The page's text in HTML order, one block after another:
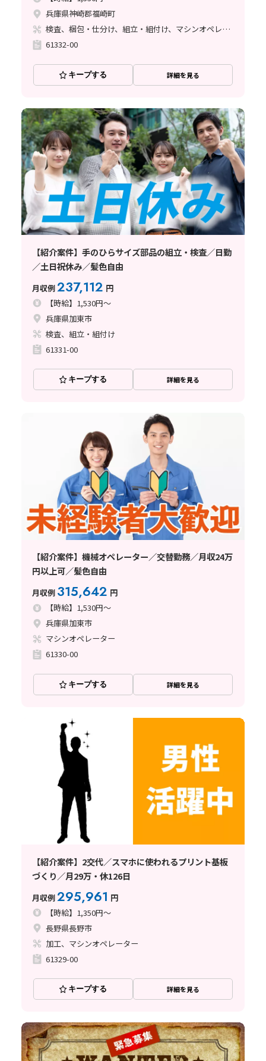
兵庫県神崎郡福崎町
検査、梱包・仕分け、組立・組付け、マシンオペレーター
61332-00
キープする 詳細を見る
【紹介案件】手のひらサイズ部品の組立・検査／日勤
／土日祝休み／髪色自由
月収例237,112 円
【時給】1,530円～
兵庫県加東市
検査、組立・組付け
61331-00
キープする 詳細を見る
【紹介案件】機械オペレーター／交替勤務／月収24万
円以上可／髪色自由
月収例 315,642 円
【時給】1,530円～
兵庫県加東市
マシンオペレーター
61330-00
キープする 詳細を見る
【紹介案件】2交代／スマホに使われるプリント基板
づくり／月29万・休126日
月収例295,961 円
【時給】1,350円～
長野県長野市
加工、マシンオペレーター
61329-00
キープする 詳細を見る